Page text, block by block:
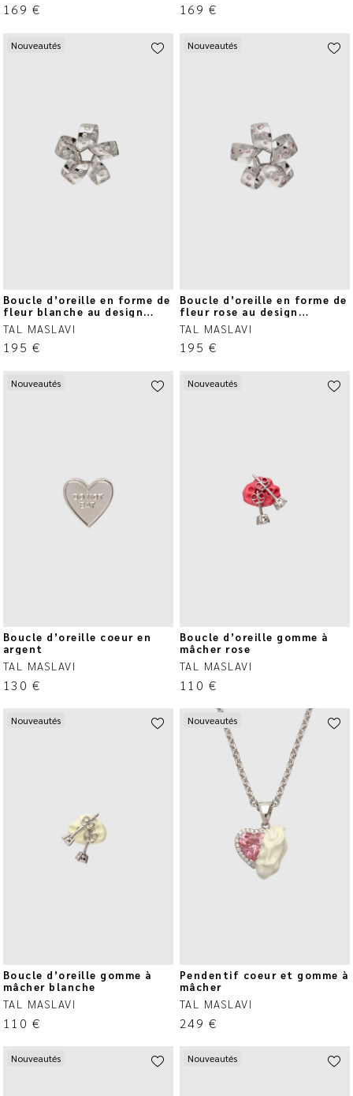
169 € 169 €
Nouveautés
Boucle d’oreille en forme de
fleur blanche au design
circulaire
TAL MASLAVI
195 €
Nouveautés
Boucle d’oreille en forme de
fleur rose au design
circulaire
TAL MASLAVI
195 €
Nouveautés
Boucle d’oreille coeur en
argent
TAL MASLAVI
130 €
Nouveautés
Boucle d’oreille gomme à
mâcher rose
TAL MASLAVI
110 €
Nouveautés
Boucle d’oreille gomme à
mâcher blanche
TAL MASLAVI
110 €
Nouveautés
Pendentif coeur et gomme à
mâcher
TAL MASLAVI
249 €
Nouveautés Nouveautés